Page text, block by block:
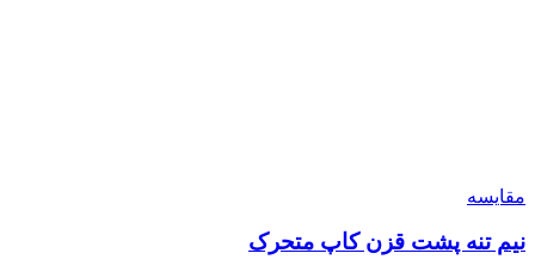
مقایسه
نیم تنه پشت قزن کاپ متحرک